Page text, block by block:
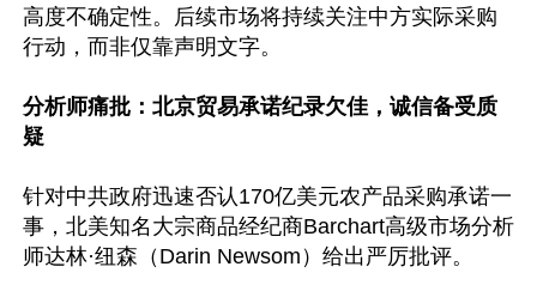
高度不确定性。后续市场将持续关注中方实际采购
行动，而非仅靠声明文字。
分析师痛批：北京贸易承诺纪录欠佳，诚信备受质
疑
针对中共政府迅速否认170亿美元农产品采购承诺一
事，北美知名大宗商品经纪商Barchart高级市场分析
师达林·纽森（Darin Newsom）给出严厉批评。